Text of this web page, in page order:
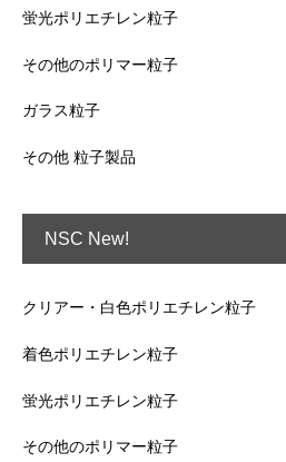
蛍光ポリエチレン粒子
その他のポリマー粒子
ガラス粒子
その他 粒子製品
NSC New!
クリアー・白色ポリエチレン粒子
着色ポリエチレン粒子
蛍光ポリエチレン粒子
その他のポリマー粒子